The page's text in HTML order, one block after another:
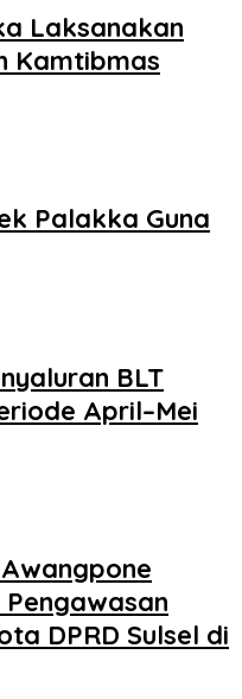
Laksanakan
Kamtibmas
Palakka Guna
BLT
April–Mei
DPRD Sulsel di